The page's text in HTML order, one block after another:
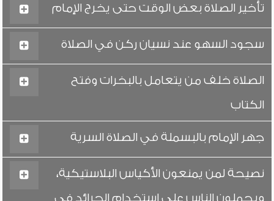
تأخير الصلاة بعض الوقت حتى يخرج الإمام
سجود السهو عند نسيان ركن في الصلاة
الصلاة خلف من يتعامل بالبخرات وفتح
الكتاب
جهر الإمام بالبسملة في الصلاة السرية
نصيحة لمن يمنعون الأكياس البلاستيكية،
ويحملون الناس على استخدام الجرائد في